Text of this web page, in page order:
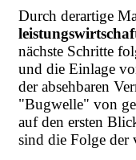
Durch derartige
nächste Schritte
und die Einlage
der absehbaren
"Bugwelle" von
auf den ersten
sind die Folge der